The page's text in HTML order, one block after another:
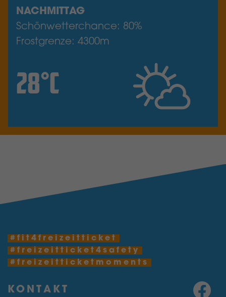
NACHMITTAG
Schönwetterchance: 80%
Frostgrenze: 4300m
28°C
#fit4freizeitticket
#freizeitticket4safety
#freizeitticketmoments
KONTAKT